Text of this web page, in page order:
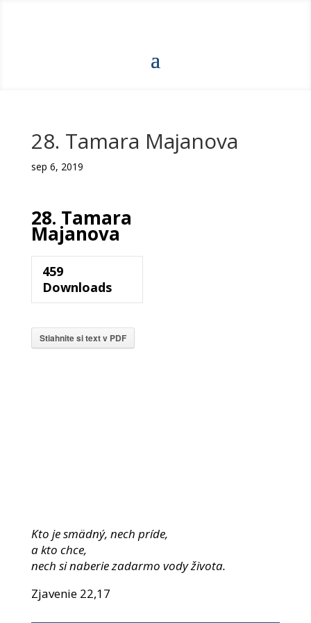
28. Tamara Majanova
sep 6, 2019
28. Tamara
Majanova
459
Downloads
Stiahnite si text v PDF
Kto je smädný, nech príde,
a kto chce,
nech si naberie zadarmo vody života.
Zjavenie 22,17